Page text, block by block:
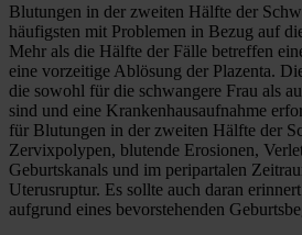
Blutungen in der zweiten Hälfte der
häufigsten mit Problemen in Bezug auf
Mehr als die Hälfte der Fälle betreffen
eine vorzeitige Ablösung der Plazenta.
die sowohl für die schwangere Frau als
sind und eine Krankenhausaufnahme
für Blutungen in der zweiten Hälfte der
Zervixpolypen, blutende Erosionen,
Geburtskanals und im peripartalen
Uterusruptur. Es sollte auch daran
aufgrund eines bevorstehenden